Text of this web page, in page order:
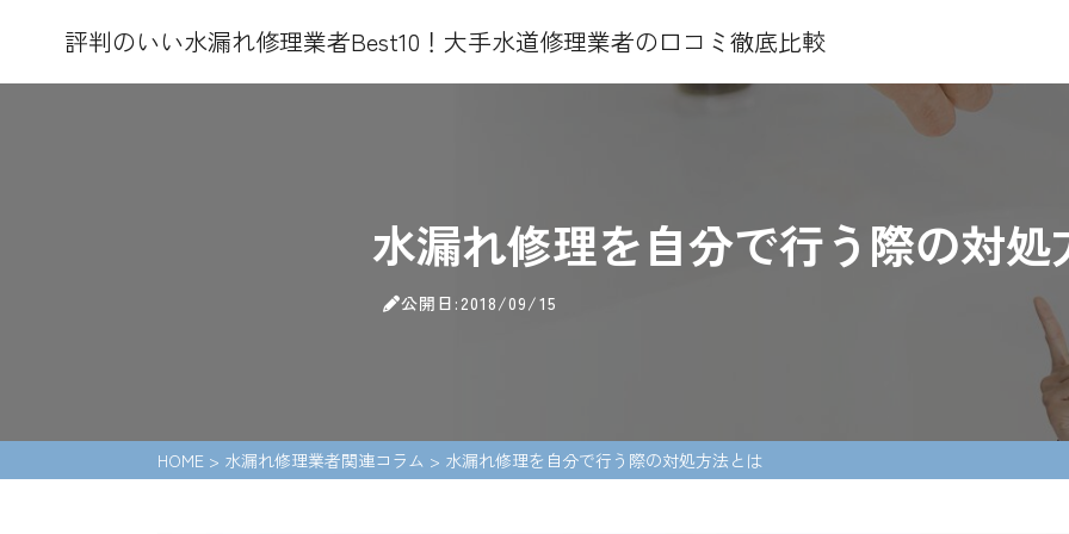
評判のいい水漏れ修理業者Best10！大手水道修理業者の口コミ徹底比較
水漏れ修理を自分で行う際の対処
公開日:2018/09/15
HOME > 水漏れ修理業者関連コラム > 水漏れ修理を自分で行う際の対処方法とは